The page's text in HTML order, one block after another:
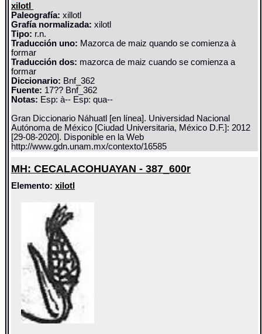
xilotl
Paleografía: xillotl
Grafía normalizada: xilotl
Tipo: r.n.
Traducción uno: Mazorca de maiz quando se comienza à
formar
Traducción dos: mazorca de maiz cuando se comienza a
formar
Diccionario: Bnf_362
Fuente: 17?? Bnf_362
Notas: Esp: à-- Esp: qua--
Gran Diccionario Náhuatl [en línea]. Universidad Nacional
Autónoma de México [Ciudad Universitaria, México D.F.]: 2012
[29-08-2020]. Disponible en la Web
http://www.gdn.unam.mx/contexto/16585
MH: CECALACOHUAYAN - 387_600r
Elemento:xilotl